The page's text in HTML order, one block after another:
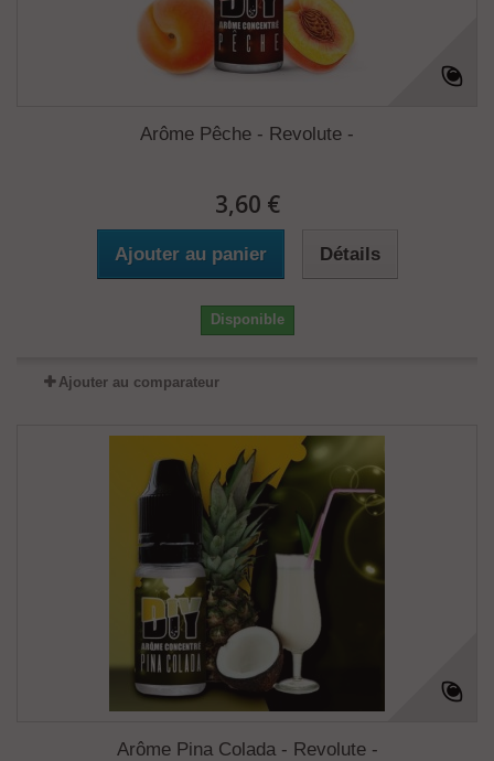
Arôme Pêche - Revolute -
3,60 €
Ajouter au panier Détails
Disponible
Ajouter au comparateur
Arôme Pina Colada - Revolute -